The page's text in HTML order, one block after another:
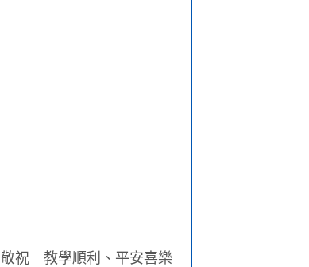
敬祝 教學順利、平安喜樂